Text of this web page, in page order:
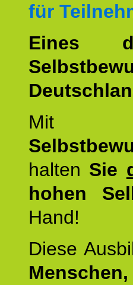
für
Eines
halten Sie
hohen
Hand!
Diese
Menschen,